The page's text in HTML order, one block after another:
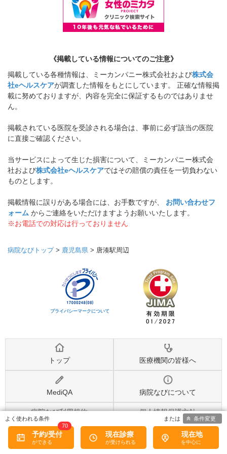
《掲載している情報についてのご注意》
掲載している各種情報は、ミーカンパニー株式会社および株式会
社eヘルスケアが調査した情報をもとにしています。 正確な情報掲
載に努めておりますが、内容を完全に保証するものではありませ
ん。
掲載されている医院を受診される場合は、事前に必ず該当の医院
に直接ご確認ください。
当サービスによって生じた損害について、ミーカンパニー株式会
社および株式会社eヘルスケアではその賠償の責任を一切負わない
ものとします。
掲載情報に誤りがある場合には、お手数ですが、 お問い合わせフ
ォーム からご連絡をいただけますようお願いいたします。
※お電話での対応は行っておりません
病院なびトップ> 鹿児島県 > 唐湊駅周辺
プライバシーマークについて
トップ 医療機関の皆様へ
MediQA 病院なびについて
病院なび利用規約 個人情報保護方針
©2026株式会社eヘルスケア , All rights reserved.
予約/受付
70
現在診療 現在地
条件変更